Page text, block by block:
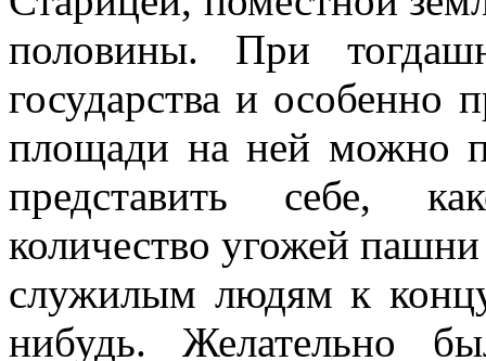
половины. При
государства и особенно
площади на ней можно
представить себе,
количество угожей
служилым людям к
нибудь. Желательно